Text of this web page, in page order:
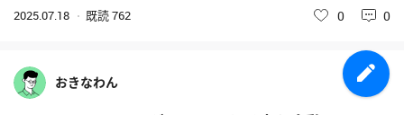
2025.07.18 既読762 いいね
0 0
おきなわん